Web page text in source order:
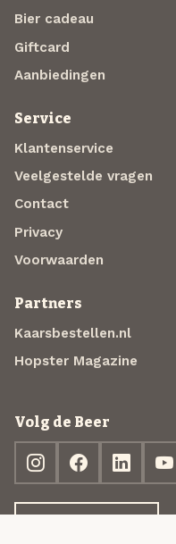
Bier cadeau
Giftcard
Aanbiedingen
Service
Klantenservice
Veelgestelde vragen
Contact
Privacy
Voorwaarden
Partners
Kaarsbestellen.nl
Hopster Magazine
Volg de Beer